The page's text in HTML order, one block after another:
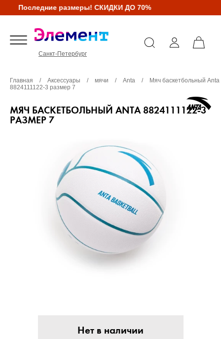
Последние размеры! СКИДКИ ДО 70%
Санкт-Петербург
Главная / Аксессуары / мячи / Anta /
Мяч баскетбольный Anta
8824111122-3 размер 7
МЯЧ БАСКЕТБОЛЬНЫЙ ANTA 8824111122-3
РАЗМЕР 7
Нет в наличии